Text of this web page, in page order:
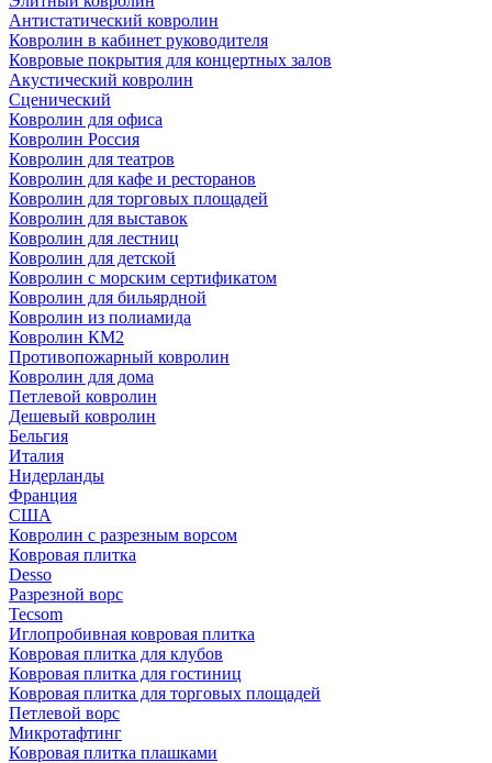
Антистатический ковролин
Ковролин в кабинет руководителя
Ковровые покрытия для концертных залов
Акустический ковролин
Сценический
Ковролин для офиса
Ковролин Россия
Ковролин для театров
Ковролин для кафе и ресторанов
Ковролин для торговых площадей
Ковролин для выставок
Ковролин для лестниц
Ковролин для детской
Ковролин с морским сертификатом
Ковролин для бильярдной
Ковролин из полиамида
Ковролин КМ2
Противопожарный ковролин
Ковролин для дома
Петлевой ковролин
Дешевый ковролин
Бельгия
Италия
Нидерланды
Франция
США
Ковролин с разрезным ворсом
Ковровая плитка
Desso
Разрезной ворс
Tecsom
Иглопробивная ковровая плитка
Ковровая плитка для клубов
Ковровая плитка для гостиниц
Ковровая плитка для торговых площадей
Петлевой ворс
Микротафтинг
Ковровая плитка плашками